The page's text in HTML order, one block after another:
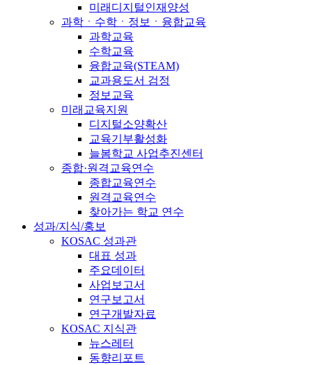
미래디지털인재양성
과학ㆍ수학ㆍ정보ㆍ융합교육
과학교육
수학교육
융합교육(STEAM)
교과용도서 검정
정보교육
미래교육지원
디지털소양확산
교육기부활성화
늘봄학교 사업추진센터
종합·원격교육연수
종합교육연수
원격교육연수
찾아가는 학교 연수
성과/지식/홍보
KOSAC 성과관
대표 성과
주요데이터
사업보고서
연구보고서
연구개발자료
KOSAC 지식관
뉴스레터
동향리포트